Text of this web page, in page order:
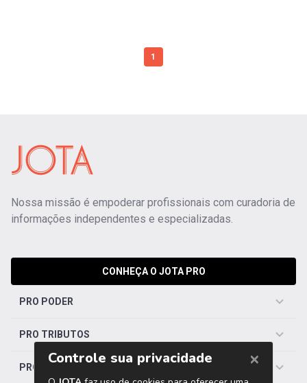
1
Nossa missão é empoderar profissionais com curadoria de
informações independentes e especializadas.
CONHEÇA O JOTA PRO
PRO PODER
PRO TRIBUTOS
PRO TRABALHISTA